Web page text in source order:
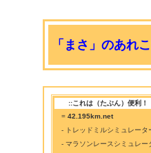
「まさ」のあれ
::これは（たぶん）便利！
= 42.195km.net
- トレッドミルシミュレータ
- マラソンレースシミュレー